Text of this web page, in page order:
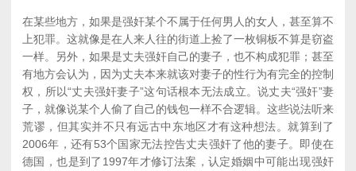
在某些地方，如果是强奸某个不属于任何男人的女人，甚至算不
上犯罪。这就像是在人来人往的街道上捡了一枚铜板不算是窃盗
一样。另外，如果是丈夫强奸自己的妻子，也不构成犯罪；甚至
有地方会认为，因为丈夫本来就该对妻子的性行为有完全的控制
权，所以“丈夫强奸妻子”这句话根本无法成立。说丈夫“强奸”妻
子，就像说某个人偷了自己的钱包一样不合逻辑。这些说法听来
荒谬，但其实并不只有远古中东地区才有这种想法。就算到了
2006年，还有53个国家无法控告丈夫强奸了他的妻子。即使在
德国，也是到了1997年才修订法案，认定婚姻中可能出现强奸